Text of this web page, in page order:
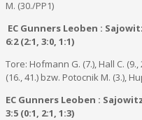
M. (30./PP1)
EC Gunners Leoben :
6:2 (2:1, 3:0, 1:1)
Tore: Hofmann G. (7.), Hall C.
(16., 41.) bzw. Potocnik M. (3.),
EC Gunners Leoben :
3:5 (0:1, 2:1, 1:3)